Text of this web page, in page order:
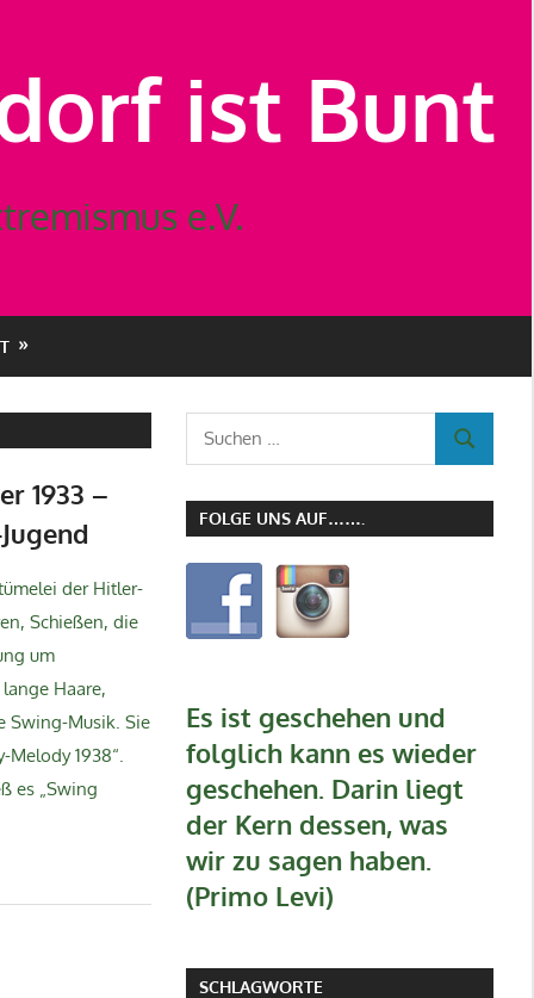
ist Bunt
e.V.
1933 –
der Hitler-
Schießen, die
um
Haare,
Swing-Musik. Sie
1938“.
es „Swing
Suchen
nach:
SUCHEN
FOLGE UNS AUF…….
Es ist geschehen und
folglich kann es wieder
geschehen. Darin liegt
der Kern dessen, was
wir zu sagen haben.
(Primo Levi)
SCHLAGWORTE